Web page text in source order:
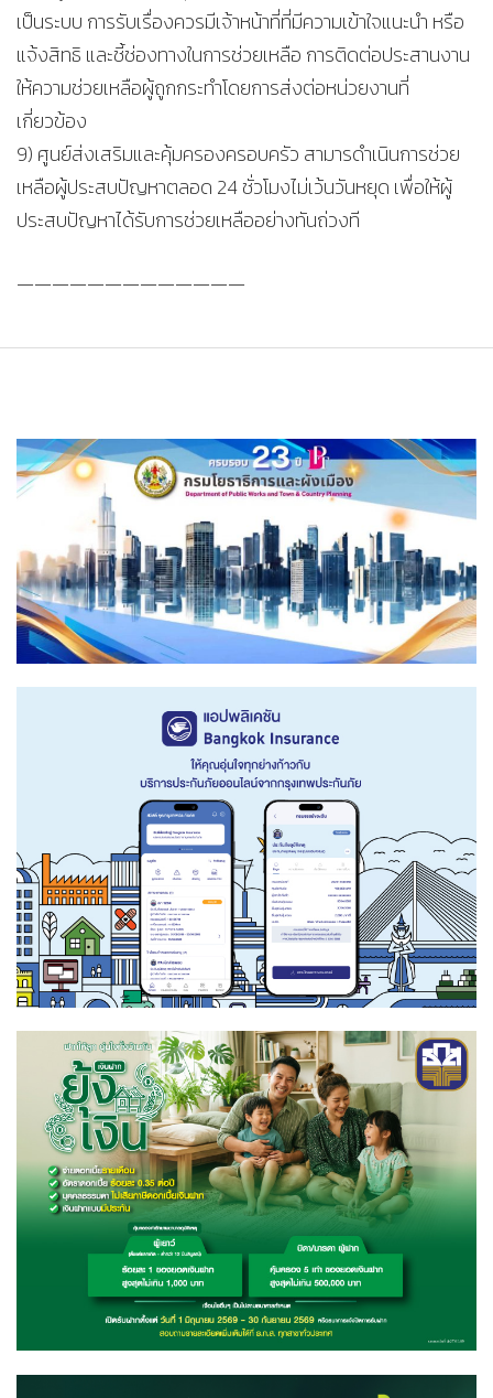
เป็นระบบ การรับเรื่องควรมีเจ้าหน้าที่ที่มีความเข้าใจแนะนำ หรือ
แจ้งสิทธิ และชี้ช่องทางในการช่วยเหลือ การติดต่อประสานงาน
ให้ความช่วยเหลือผู้ถูกกระทำโดยการส่งต่อหน่วยงานที่
เกี่ยวข้อง
9) ศูนย์ส่งเสริมและคุ้มครองครอบครัว สามารดำเนินการช่วย
เหลือผู้ประสบปัญหาตลอด 24 ชั่วโมงไม่เว้นวันหยุด เพื่อให้ผู้
ประสบปัญหาได้รับการช่วยเหลืออย่างทันถ่วงที
—————————————